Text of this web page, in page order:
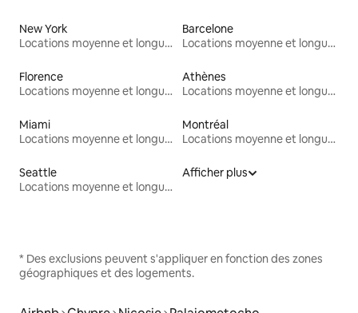
New York
Locations moyenne et longue durée
Barcelone
Locations moyenne et longue durée
Florence
Locations moyenne et longue durée
Athènes
Locations moyenne et longue durée
Miami
Locations moyenne et longue durée
Montréal
Locations moyenne et longue durée
Seattle
Locations moyenne et longue durée
Afficher plus
* Des exclusions peuvent s'appliquer en fonction des zones
géographiques et des logements.